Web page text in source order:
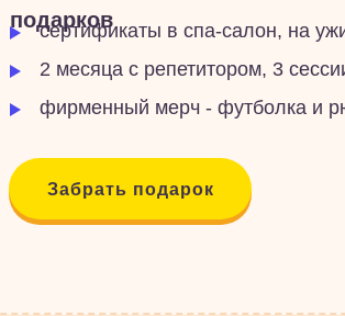
Забрать подарок
подарков
сертификаты в спа-салон, на
2 месяца с репетитором, 3
фирменный мерч - футболка и